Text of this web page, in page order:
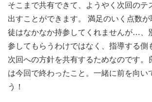
そこまで共有できて、ようやく次回のテ
出すことができます。 満足のいく点数
徒はなかなか持参してくれませんが…、
参してもらうわけではなく、指導する側
次回への方針を共有するためなのです。
は今回で終わったこと。一緒に前を向い
う！